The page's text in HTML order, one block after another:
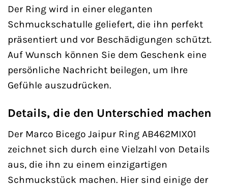
Der Ring wird in einer eleganten
Schmuckschatulle geliefert, die ihn perfekt
präsentiert und vor Beschädigungen schützt.
Auf Wunsch können Sie dem Geschenk eine
persönliche Nachricht beilegen, um Ihre
Gefühle auszudrücken.
Details, die den Unterschied machen
Der Marco Bicego Jaipur Ring AB462MIX01
zeichnet sich durch eine Vielzahl von Details
aus, die ihn zu einem einzigartigen
Schmuckstück machen. Hier sind einige der